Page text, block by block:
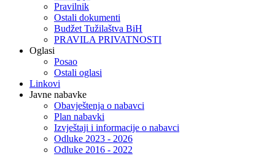
Pravilnik
Ostali dokumenti
Budžet Tužilaštva BiH
PRAVILA PRIVATNOSTI
Oglasi
Posao
Ostali oglasi
Linkovi
Javne nabavke
Obavještenja o nabavci
Plan nabavki
Izvještaji i informacije o nabavci
Odluke 2023 - 2026
Odluke 2016 - 2022